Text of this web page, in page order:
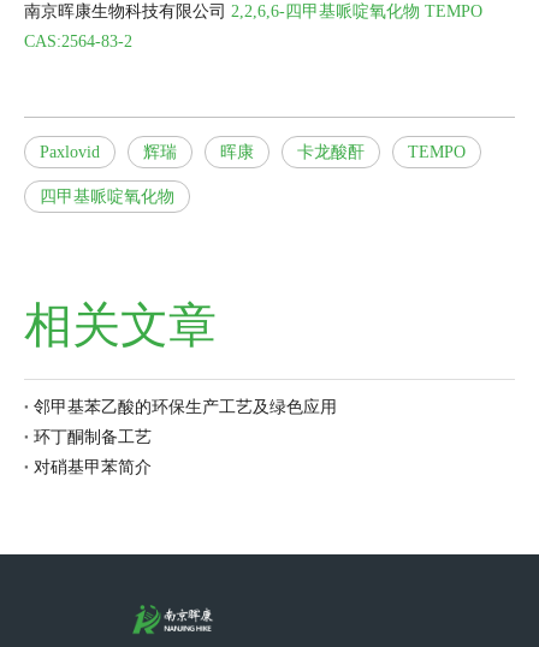
南京晖康生物科技有限公司 2,2,6,6-四甲基哌啶氧化物 TEMPO
CAS:2564-83-2
Paxlovid 辉瑞 晖康 卡龙酸酐 TEMPO
四甲基哌啶氧化物
相关文章
邻甲基苯乙酸的环保生产工艺及绿色应用
环丁酮制备工艺
对硝基甲苯简介